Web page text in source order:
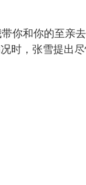
你和你的至亲
时，张雪提出